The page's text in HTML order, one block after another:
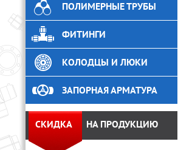
ПОЛИМЕРНЫЕ ТРУБЫ
ФИТИНГИ
КОЛОДЦЫ И ЛЮКИ
ЗАПОРНАЯ АРМАТУРА
СКИДКА НА ПРОДУКЦИЮ